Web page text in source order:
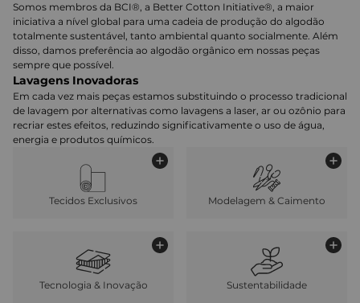
Somos membros da BCI®, a Better Cotton Initiative®, a maior
iniciativa a nível global para uma cadeia de produção do algodão
totalmente sustentável, tanto ambiental quanto socialmente. Além
disso, damos preferência ao algodão orgânico em nossas peças
sempre que possível.
Lavagens Inovadoras
Em cada vez mais peças estamos substituindo o processo tradicional
de lavagem por alternativas como lavagens a laser, ar ou ozônio para
recriar estes efeitos, reduzindo significativamente o uso de água,
energia e produtos químicos.
Tecidos Exclusivos Modelagem & Caimento
Tecnologia & Inovação Sustentabilidade